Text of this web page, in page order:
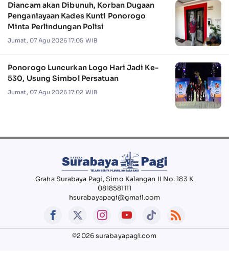
Diancam akan Dibunuh, Korban Dugaan
Penganiayaan Kades Kunti Ponorogo
Minta Perlindungan Polisi
Jumat, 07 Agu 2026 17:05 WIB
Ponorogo Luncurkan Logo Hari Jadi Ke-
530, Usung Simbol Persatuan
Jumat, 07 Agu 2026 17:02 WIB
Graha Surabaya Pagi, Simo Kalangan II No. 183 K
0818581111
hsurabayapagi@gmail.com
©2026 surabayapagi.com